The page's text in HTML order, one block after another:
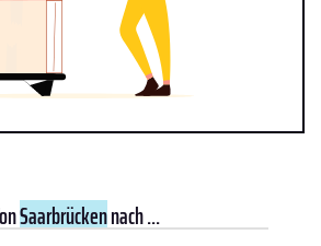
Saarbrückennach ...